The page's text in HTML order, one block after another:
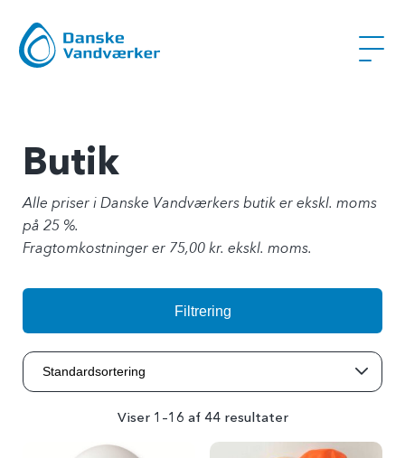
Butik
Alle priser i Danske Vandværkers butik er ekskl. moms
på 25 %.
Fragtomkostninger er 75,00 kr. ekskl. moms.
Filtrering
Viser 1–16 af 44 resultater